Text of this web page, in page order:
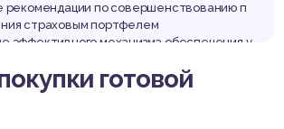
рекомендации по совершенствованию п
страховым портфелем
эффективного механизма обеспечения у
источников
риска при формировании портфел
готовой